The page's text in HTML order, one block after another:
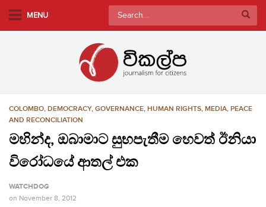
MENU
Search
for:
COLOMBO, DEMOCRACY, GOVERNANCE, HUMAN RIGHTS, MEDIA, PEACE
AND RECONCILIATION
මහින්ද, ඔබාමාට සුභපැතීම හෙවත් ඊනියා
විරෝධයේ ආතල් එක
WATCHDOG
on November 8, 2012